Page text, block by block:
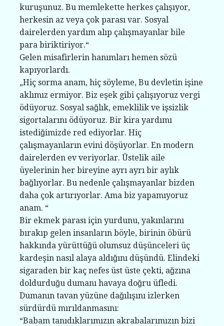
kuruşunuz. Bu memlekette herkes çalışıyor,
herkesin az veya çok parası var. Sosyal
dairelerden yardım alıp çalışmayanlar bile
para biriktiriyor.“
Gelen misafirlerin hanımları hemen sözü
kapıyorlardı.
„Hiç sorma anam, hiç söyleme, Bu devletin işine
aklımız ermiyor. Biz eşek gibi çalışıyoruz vergi
ödüyoruz. Sosyal sağlık, emeklilik ve işsizlik
sigortalarını ödüyoruz. Bir kira yardımı
istediğimizde red ediyorlar. Hiç
çalışmayanların evini döşüyorlar. En modern
dairelerden ev veriyorlar. Üstelik aile
üyelerinin her bireyine ayrı ayrı bir aylık
bağlıyorlar. Bu nedenle çalışmayanlar bizden
daha çok artırıyorlar. Ama biz yapamıyoruz
anam. “
Bir ekmek parası için yurdunu, yakınlarını
bırakıp gelen insanların böyle, birinin öbürü
hakkında yürüttüğü olumsuz düşünceleri üç
kardeşin nasıl alaya aldığını düşündü. Elindeki
sigaraden bir kaç nefes üst üste çekti, ağzına
doldurduğu dumanı havaya doğru üfledi.
Dumanın tavan yüzüne dağılışını izlerken
sürdürdü mırıldanmasını:
“Babam tanıdıklarımızın akrabalarımızın bizi